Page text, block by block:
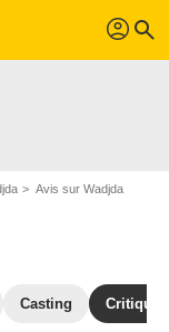
profil search
Avis sur Wadjda
Casting